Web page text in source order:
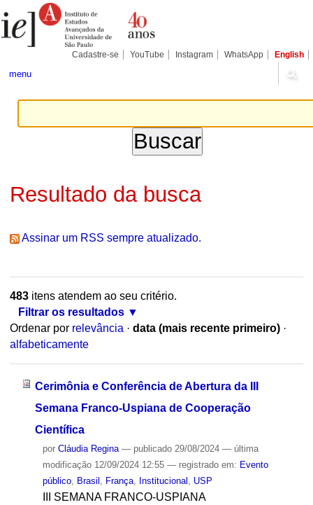
para
conteúdo.
Pessoais
Cadastre-se YouTube Instagram WhatsApp English
menu
Resultado da busca
Assinar um RSS sempre atualizado.
483itens atendem ao seu critério.
Filtrar os resultados
Ordenar por relevância · data (mais recente primeiro) ·
alfabeticamente
Cerimônia e Conferência de Abertura da III
Semana Franco-Uspiana de Cooperação
Científica
por Cláudia Regina — publicado29/08/2024 — última
modificação12/09/2024 12:55 — registrado em: Evento
público, Brasil França, Institucional USP
III SEMANA FRANCO-USPIANA